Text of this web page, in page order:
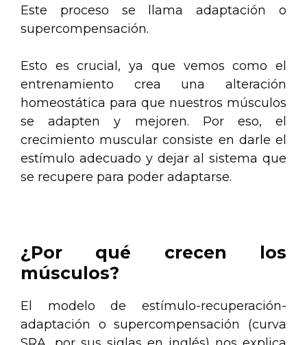
Este proceso se llama adaptación o
supercompensación.
Esto es crucial, ya que vemos como el
entrenamiento crea una alteración
homeostática para que nuestros músculos
se adapten y mejoren. Por eso, el
crecimiento muscular consiste en darle el
estímulo adecuado y dejar al sistema que
se recupere para poder adaptarse.
¿Por qué crecen los
músculos?
El modelo de estímulo-recuperación-
adaptación o supercompensación (curva